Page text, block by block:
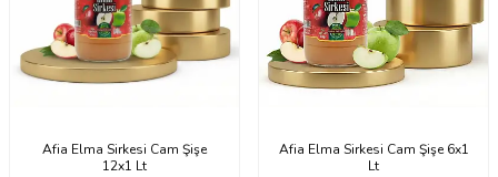
Afia Elma Sirkesi Cam Şişe
12x1 Lt
Afia Elma Sirkesi Cam Şişe 6x1
Lt